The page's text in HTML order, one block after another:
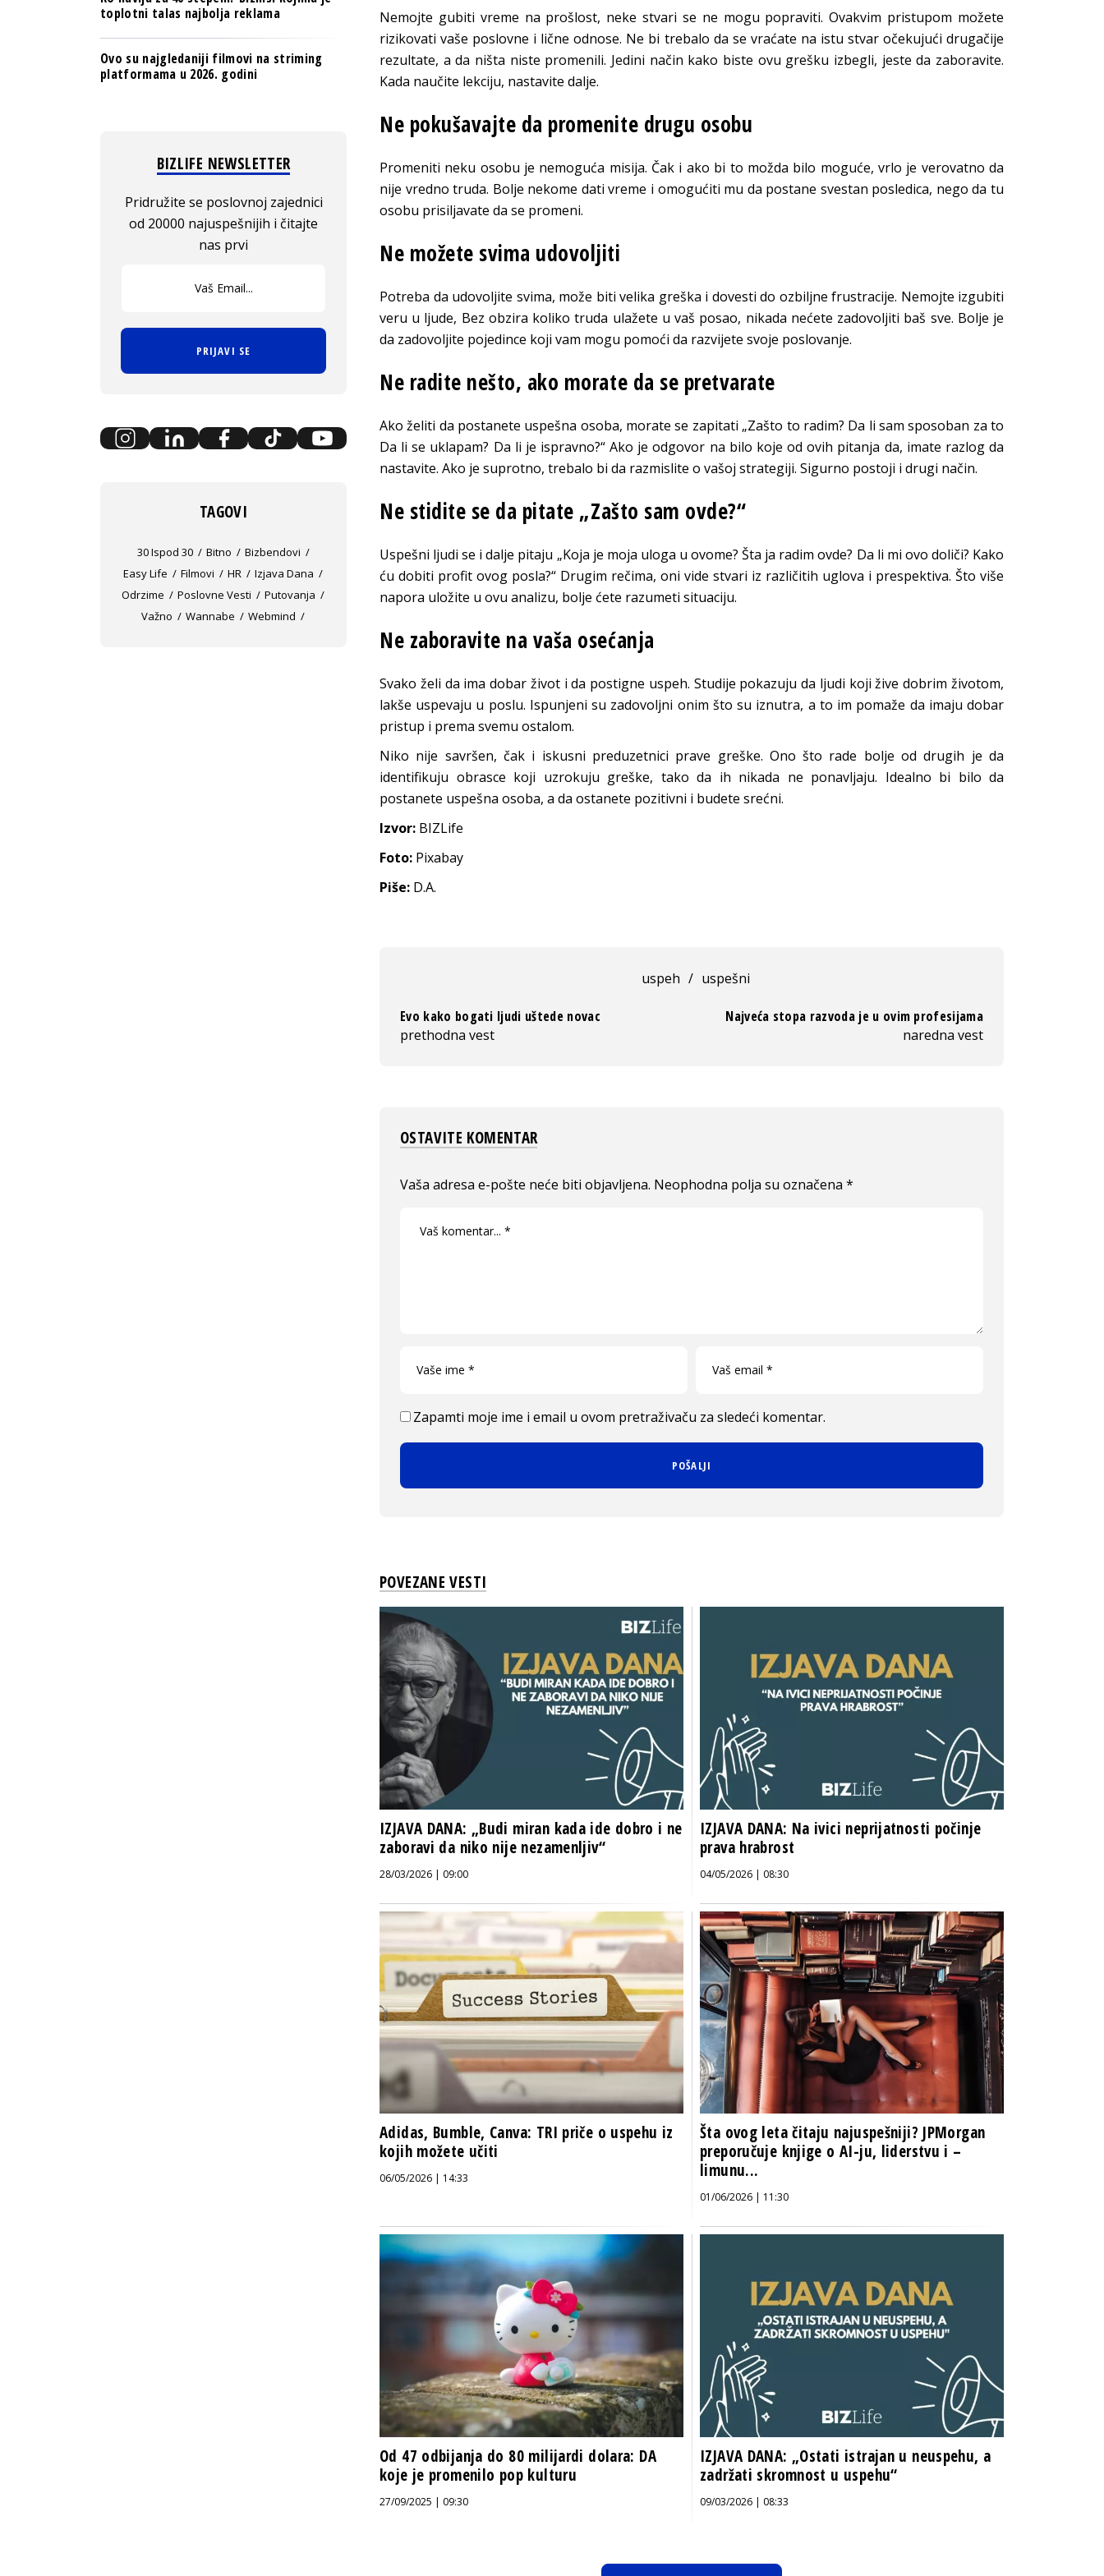
Nemojte gubiti vreme na prošlost, neke stvari se ne mogu popraviti. Ovakvim pristupom možete
rizikovati vaše poslovne i lične odnose. Ne bi trebalo da se vraćate na istu stvar očekujući drugačije
rezultate, a da ništa niste promenili. Jedini način kako biste ovu grešku izbegli, jeste da zaboravite.
Kada naučite lekciju, nastavite dalje.
Ne pokušavajte da promenite drugu osobu
Promeniti neku osobu je nemoguća misija. Čak i ako bi to možda bilo moguće, vrlo je verovatno da
nije vredno truda. Bolje nekome dati vreme i omogućiti mu da postane svestan posledica, nego da tu
osobu prisiljavate da se promeni.
Ne možete svima udovoljiti
Potreba da udovoljite svima, može biti velika greška i dovesti do ozbiljne frustracije. Nemojte izgubiti
veru u ljude, Bez obzira koliko truda ulažete u vaš posao, nikada nećete zadovoljiti baš sve. Bolje je
da zadovoljite pojedince koji vam mogu pomoći da razvijete svoje poslovanje.
Ne radite nešto, ako morate da se pretvarate
Ako želiti da postanete uspešna osoba, morate se zapitati „Zašto to radim? Da li sam sposoban za to
Da li se uklapam? Da li je ispravno?“ Ako je odgovor na bilo koje od ovih pitanja da, imate razlog da
nastavite. Ako je suprotno, trebalo bi da razmislite o vašoj strategiji. Sigurno postoji i drugi način.
Ne stidite se da pitate „Zašto sam ovde?“
Uspešni ljudi se i dalje pitaju „Koja je moja uloga u ovome? Šta ja radim ovde? Da li mi ovo doliči? Kako
ću dobiti profit ovog posla?“ Drugim rečima, oni vide stvari iz različitih uglova i prespektiva. Što više
napora uložite u ovu analizu, bolje ćete razumeti situaciju.
Ne zaboravite na vaša osećanja
Svako želi da ima dobar život i da postigne uspeh. Studije pokazuju da ljudi koji žive dobrim životom,
lakše uspevaju u poslu. Ispunjeni su zadovoljni onim što su iznutra, a to im pomaže da imaju dobar
pristup i prema svemu ostalom.
Niko nije savršen, čak i iskusni preduzetnici prave greške. Ono što rade bolje od drugih je da
identifikuju obrasce koji uzrokuju greške, tako da ih nikada ne ponavljaju. Idealno bi bilo da
postanete uspešna osoba, a da ostanete pozitivni i budete srećni.
Izvor: BIZLife
Foto: Pixabay
Piše: D.A.
uspeh / uspešni
Evo kako bogati ljudi uštede novac
prethodna vest
Najveća stopa razvoda je u ovim profesijama
naredna vest
OSTAVITE KOMENTAR
Vaša adresa e-pošte neće biti objavljena. Neophodna polja su označena *
Zapamti moje ime i email u ovom pretraživaču za sledeći komentar.
POVEZANE VESTI
IZJAVA DANA: „Budi miran kada ide dobro i ne
zaboravi da niko nije nezamenljiv“
28/03/2026 | 09:00
IZJAVA DANA: Na ivici neprijatnosti počinje
prava hrabrost
04/05/2026 | 08:30
Adidas, Bumble, Canva: TRI priče o uspehu iz
kojih možete učiti
06/05/2026 | 14:33
Šta ovog leta čitaju najuspešniji? JPMorgan
preporučuje knjige o AI-ju, liderstvu i –
limunu...
01/06/2026 | 11:30
Od 47 odbijanja do 80 milijardi dolara: DA
koje je promenilo pop kulturu
27/09/2025 | 09:30
IZJAVA DANA: „Ostati istrajan u neuspehu, a
zadržati skromnost u uspehu“
09/03/2026 | 08:33
toplotni talas najbolja reklama
Ovo su najgledaniji filmovi na striming
platformama u 2026. godini
BIZLIFE NEWSLETTER
Pridružite se poslovnoj zajednici
od 20000 najuspešnijih i čitajte
nas prvi
PRIJAVI SE
TAGOVI
30 Ispod 30 Bitno
Bizbendovi
Easy Life
Filmovi HR
Izjava Dana
Odrzime
Poslovne Vesti
Putovanja
Važno
Wannabe Webmind